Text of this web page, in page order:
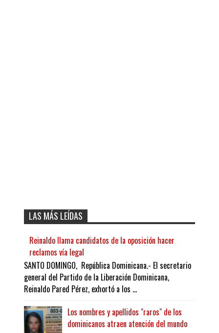
LAS MÁS LEÍDAS
Reinaldo llama candidatos de la oposición hacer
reclamos vía legal
SANTO DOMINGO, República Dominicana.- El secretario
general del Partido de la Liberación Dominicana,
Reinaldo Pared Pérez, exhortó a los ...
Los nombres y apellidos "raros" de los
dominicanos atraen atención del mundo